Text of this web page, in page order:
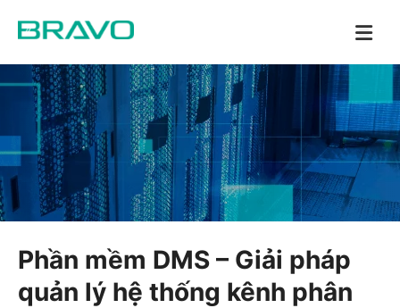
Phần mềm DMS – Giải pháp
quản lý hệ thống kênh phân